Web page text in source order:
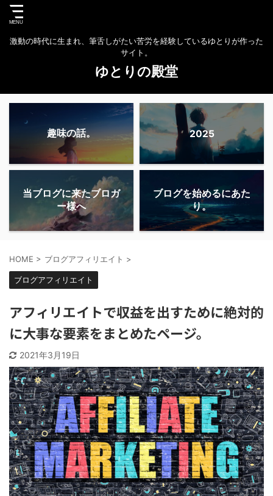
激動の時代に生まれ、筆舌しがたい苦労を経験しているゆとりが作った
サイト。
ゆとりの殿堂
趣味の話。 2025
当ブログに来たブロガ
ー様へ
ブログを始めるにあた
り。
HOME > ブログアフィリエイト >
ブログアフィリエイト
アフィリエイトで収益を出すために絶対的
に大事な要素をまとめたページ。
2021年3月19日